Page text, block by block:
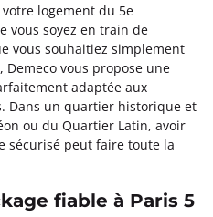
votre logement du 5e
vous soyez en train de
vous souhaitiez simplement
vous propose une
adaptée aux
Dans un quartier historique et
ou du Quartier Latin, avoir
sécurisé peut faire toute la
fiable à Paris 5